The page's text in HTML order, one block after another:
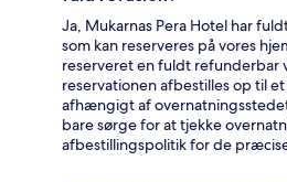
Ja, Mukarnas Pera Hotel har
som kan reserveres på vores
reserveret en fuldt refunderbar
reservationen afbestilles op til
afhængigt af
bare sørge for at tjekke
afbestillingspolitik for de